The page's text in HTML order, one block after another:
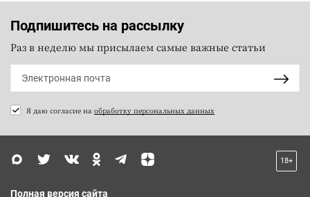
Подпишитесь на рассылку
Раз в неделю мы присылаем самые важные статьи
Я даю согласие на обработку персональных данных
18+
Полная версия сайта